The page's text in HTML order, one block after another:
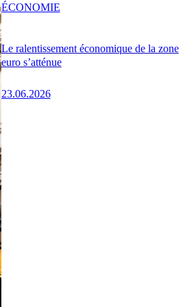
Le ralentissement économique de la zone
euro s’atténue
23.06.2026
ÉCONOMIE